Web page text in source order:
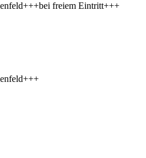
freiem Eintritt+++